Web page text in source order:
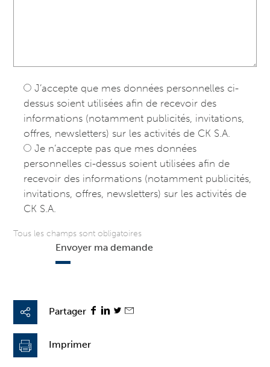
Partager
Imprimer
J’accepte que mes données personnelles ci-
dessus soient utilisées afin de recevoir des
informations (notamment publicités, invitations,
offres, newsletters) sur les activités de CK S.A.
Je n’accepte pas que mes données
personnelles ci-dessus soient utilisées afin de
recevoir des informations (notamment publicités,
invitations, offres, newsletters) sur les activités de
CK S.A.
Tous les champs sont obligatoires
Envoyer ma demande